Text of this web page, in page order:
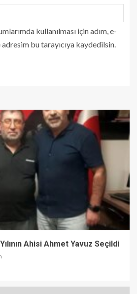
kullanılması için adım, e-
bu tarayıcıya kaydedilsin.
Ahisi Ahmet Yavuz Seçildi